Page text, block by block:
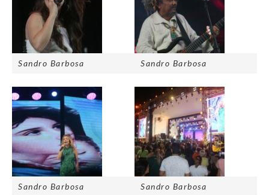
Sandro Barbosa Sandro Barbosa
Sandro Barbosa Sandro Barbosa